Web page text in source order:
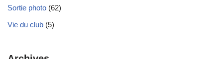
Sortie photo (62)
Vie du club (5)